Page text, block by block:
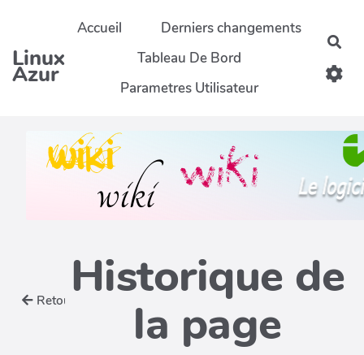
Aller au contenu principal
Linux
Azur
Accueil
Derniers changements
Tableau De Bord
Parametres Utilisateur
Retour Historique de
la page